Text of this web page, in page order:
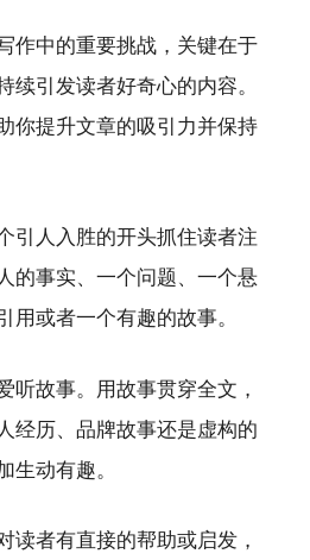
作中的重要挑战，关键在于
续引发读者好奇心的内容。
你提升文章的吸引力并保持
引人入胜的开头抓住读者注
的事实、一个问题、一个悬
用或者一个有趣的故事。
听故事。用故事贯穿全文，
经历、品牌故事还是虚构的
动有趣。
读者有直接的帮助或启发，